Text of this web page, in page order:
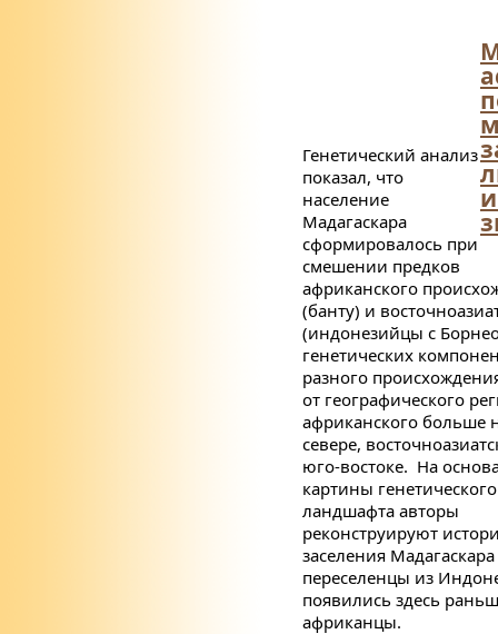
Генетический анализ
показал, что
население
Мадагаскара
сформировалось при
смешении предков
африканского
(банту) и
(индонезийцы с
генетических
разного
от географического
африканского больше
севере,
юго-востоке. На
картины генетического
ландшафта авторы
реконструируют
заселения Мадагаскара
переселенцы из
появились здесь
африканцы.